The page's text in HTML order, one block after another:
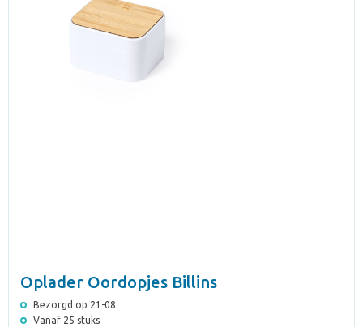
Oplader Oordopjes Billins
Bezorgd op 21-08
Vanaf 25 stuks